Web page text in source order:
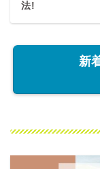
法!
新